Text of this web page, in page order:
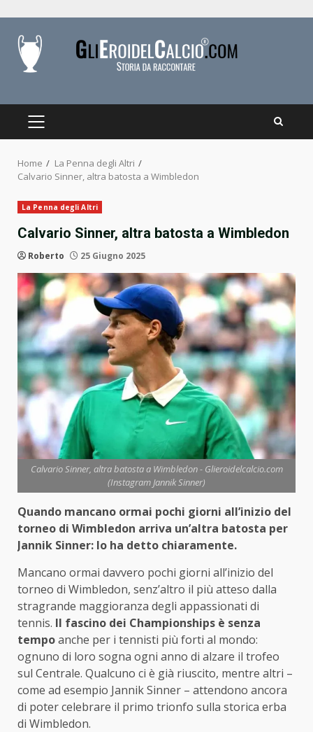
content
PRIMARY
Home
La Penna degli Altri
Calvario Sinner, altra batosta a Wimbledon
La Penna degli Altri
Calvario Sinner, altra batosta a Wimbledon
Roberto 25 Giugno 2025
Calvario Sinner, altra batosta a Wimbledon - Glieroidelcalcio.com
(Instagram Jannik Sinner)
Quando mancano ormai pochi giorni all’inizio del
torneo di Wimbledon arriva un’altra batosta per
Jannik Sinner: lo ha detto chiaramente.
Mancano ormai davvero pochi giorni all’inizio del
torneo di Wimbledon, senz’altro il più atteso dalla
stragrande maggioranza degli appassionati di
tennis. Il fascino dei Championships è senza
tempoanche per i tennisti più forti al mondo:
ognuno di loro sogna ogni anno di alzare il trofeo
sul Centrale. Qualcuno ci è già riuscito, mentre altri –
come ad esempio Jannik Sinner – attendono ancora
di poter celebrare il primo trionfo sulla storica erba
di Wimbledon.